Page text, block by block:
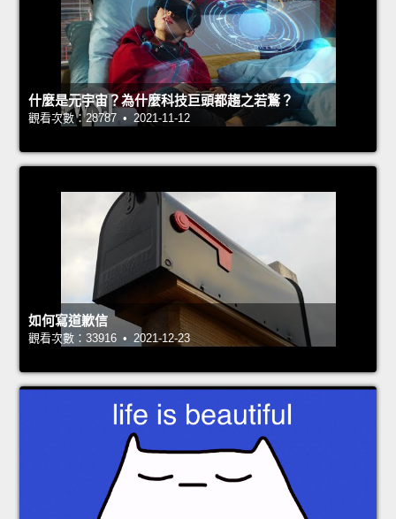
什麼是元宇宙？為什麼科技巨頭都趨之若鶩？
觀看次數：28787 • 2021-11-12
如何寫道歉信
觀看次數：33916 • 2021-12-23